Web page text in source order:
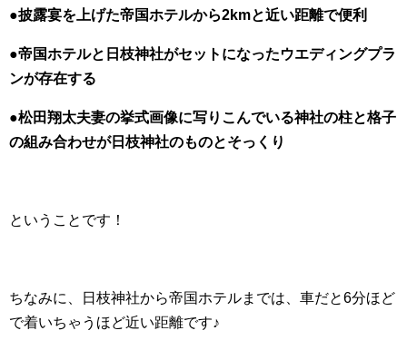
●披露宴を上げた帝国ホテルから2kmと近い距離で便利
●帝国ホテルと日枝神社がセットになったウエディングプラ
ンが存在する
●松田翔太夫妻の挙式画像に写りこんでいる神社の柱と格子
の組み合わせが日枝神社のものとそっくり
ということです！
ちなみに、日枝神社から帝国ホテルまでは、車だと6分ほど
で着いちゃうほど近い距離です♪